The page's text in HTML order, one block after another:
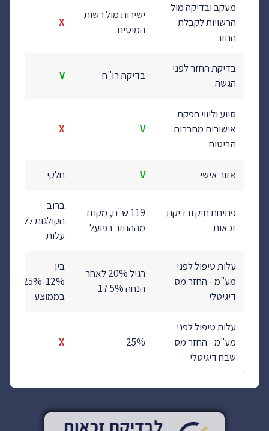
מעקב ובדיקה מול
הרשויות לקבלת
החזר
ישירות מול רשות
המיסים
X
בדיקת החזר לפני
הגשה
בדיקת רו"ח V
סיוע וליווי הפקת
אישורים מחברות
הביטוח
V
X
אזור אישי V חלקי
פתיחת תיק ובדיקת
זכאות
119 ש"ח, מקוזז
מההחזר בפועל
ברוב
הקולגות ללא
עלות
עלות טיפול לפני
מע"מ - החזר מס
דיגיטלי
רגיל 20% לאחר
הנחה 17.5%
בין
12%-25%
בממוצע
עלות טיפול לפני
מע"מ - החזר מס
שבח דיגיטלי
25%
X